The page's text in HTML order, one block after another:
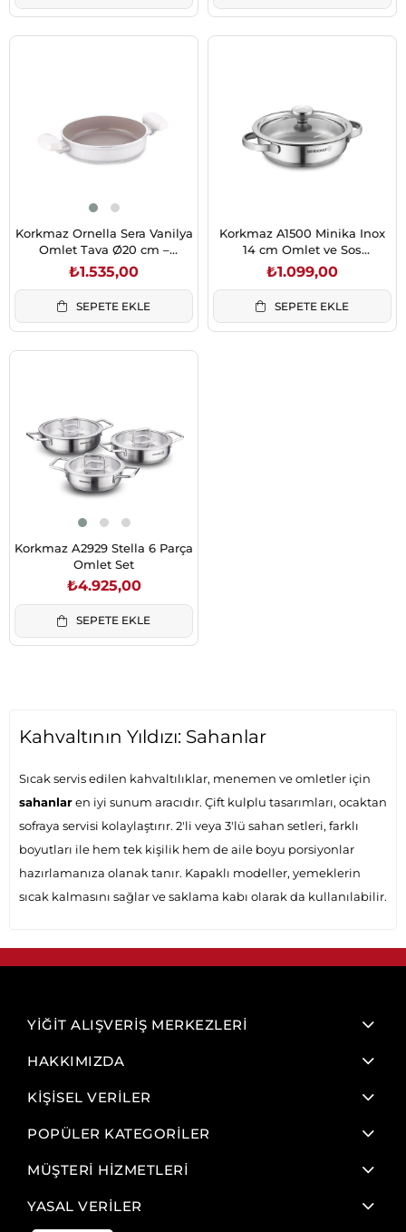
Korkmaz Ornella Sera Vanilya
Omlet Tava Ø20 cm –
Seramik, Sağlıklı Pişirme
₺1.535,00
SEPETE EKLE
Korkmaz A1500 Minika Inox
14 cm Omlet ve Sos
Tenceresi
₺1.099,00
SEPETE EKLE
Korkmaz A2929 Stella 6 Parça
Omlet Set
₺4.925,00
SEPETE EKLE
Kahvaltının Yıldızı: Sahanlar
Sıcak servis edilen kahvaltılıklar, menemen ve omletler için
sahanlaren iyi sunum aracıdır. Çift kulplu tasarımları, ocaktan
sofraya servisi kolaylaştırır. 2'li veya 3'lü sahan setleri, farklı
boyutları ile hem tek kişilik hem de aile boyu porsiyonlar
hazırlamanıza olanak tanır. Kapaklı modeller, yemeklerin
sıcak kalmasını sağlar ve saklama kabı olarak da kullanılabilir.
YİĞİT ALIŞVERİŞ MERKEZLERİ
HAKKIMIZDA
KİŞİSEL VERİLER
POPÜLER KATEGORİLER
MÜŞTERİ HİZMETLERİ
YASAL VERİLER